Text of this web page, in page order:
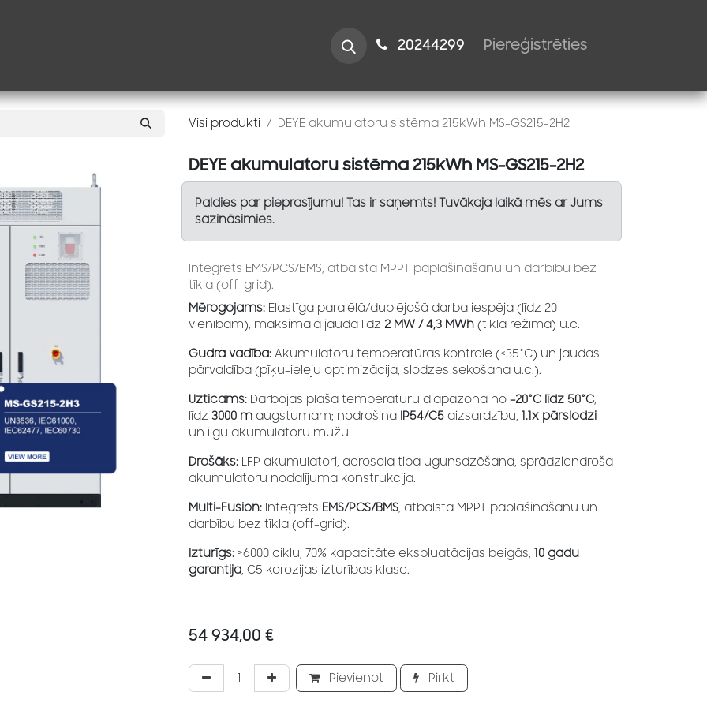
Speciālistiem 2024​​4299 Piereģistrēties
Visi produkti DEYE akumulatoru sistēma 215kWh MS-GS215-2H2
DEYE akumulatoru sistēma 215kWh MS-GS215-2H2
Paldies par pieprasījumu! Tas ir saņemts! Tuvākaja laikā mēs ar Jums
sazināsimies.
Integrēts EMS/PCS/BMS, atbalsta MPPT paplašināšanu un darbību bez
tīkla (off-grid).
Mērogojams: Elastīga paralēlā/dublējošā darba iespēja (līdz 20
vienībām), maksimālā jauda līdz 2 MW / 4,3 MWh (tīkla režīmā) u.c.
Gudra vadība: Akumulatoru temperatūras kontrole (<35°C) un jaudas
pārvaldība (pīķu–ieleju optimizācija, slodzes sekošana u.c.).
Uzticams: Darbojas plašā temperatūru diapazonā no –20°C līdz 50°C,
līdz 3000 m augstumam; nodrošina IP54/C5 aizsardzību, 1.1x pārslodzi
un ilgu akumulatoru mūžu.
Drošāks: LFP akumulatori, aerosola tipa ugunsdzēšana, sprādziendroša
akumulatoru nodalījuma konstrukcija.
Multi-Fusion: Integrēts EMS/PCS/BMS, atbalsta MPPT paplašināšanu un
darbību bez tīkla (off-grid).
Izturīgs: ≥6000 ciklu, 70% kapacitāte ekspluatācijas beigās, 10 gadu
garantija, C5 korozijas izturības klase.
54 934,00 €
Pievienot Pirkt